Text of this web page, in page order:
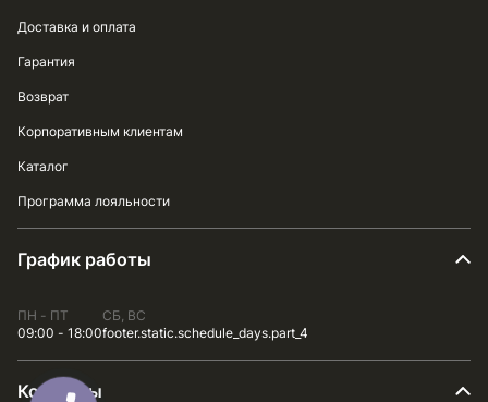
Доставка и оплата
Гарантия
Возврат
Корпоративным клиентам
Каталог
Программа лояльности
График работы
ПН - ПТ
09:00 - 18:00
СБ, ВС
footer.static.schedule_days.part_4
Контакты